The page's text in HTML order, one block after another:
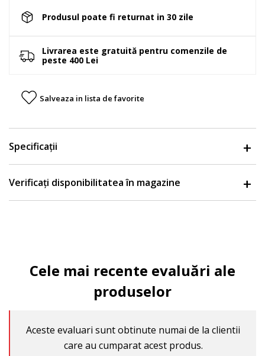
Produsul poate fi returnat in 30 zile
Livrarea este gratuită pentru comenzile de
peste 400 Lei
Salveaza in lista de favorite
Specificații
Verificați disponibilitatea în magazine
Cele mai recente evaluări ale
produselor
Aceste evaluari sunt obtinute numai de la clientii
care au cumparat acest produs.